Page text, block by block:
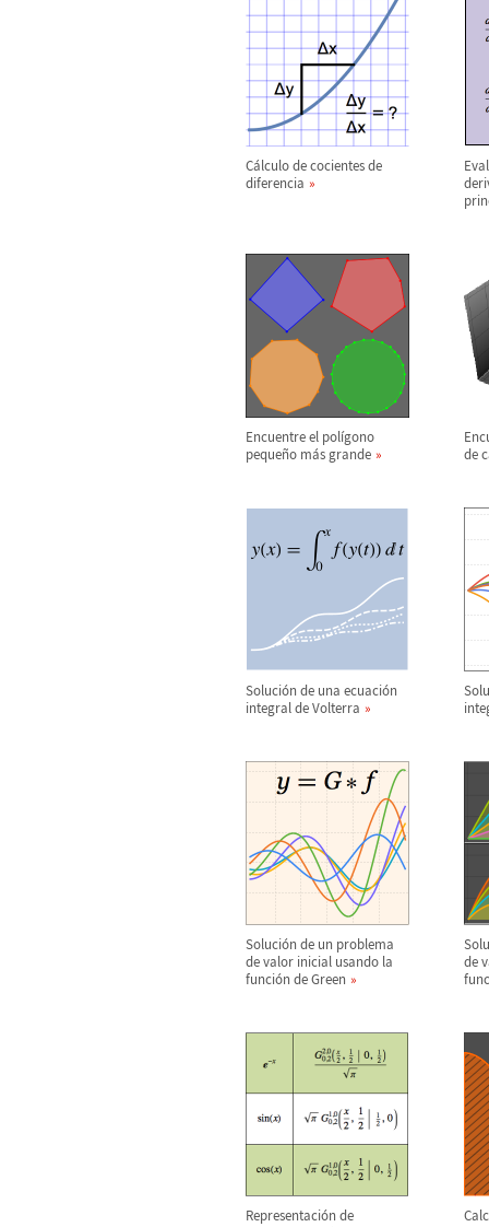
Cálculo de cocientes de
diferencia
Encuentre el polígono
pequeño más grande
de
Solución de una ecuación
integral de Volterra
Solución de un problema
de valor inicial usando la
función de Green
de
Representación de